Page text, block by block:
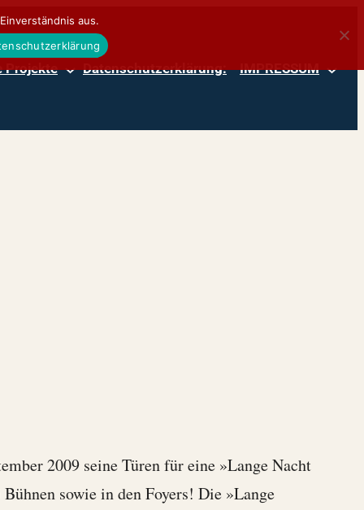
Projekte Datenschutzerklärung: IMPRESSUM
2009 seine Türen für eine »Lange Nacht
sowie in den Foyers! Die »Lange
aus.